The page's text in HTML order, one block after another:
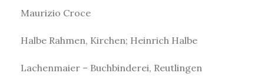
Maurizio Croce
Halbe Rahmen, Kirchen; Heinrich Halbe
Lachenmaier – Buchbinderei, Reutlingen